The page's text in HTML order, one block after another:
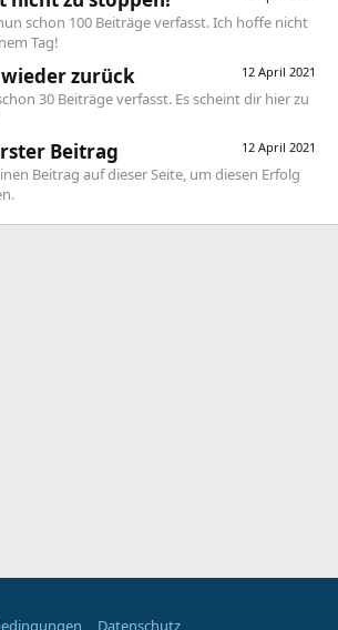
schon 100 Beiträge verfasst. Ich hoffe nicht
Tag!
12 April 2021
zurück
30 Beiträge verfasst. Es scheint dir hier zu
12 April 2021
Beitrag
Beitrag auf dieser Seite, um diesen Erfolg
Datenschutz